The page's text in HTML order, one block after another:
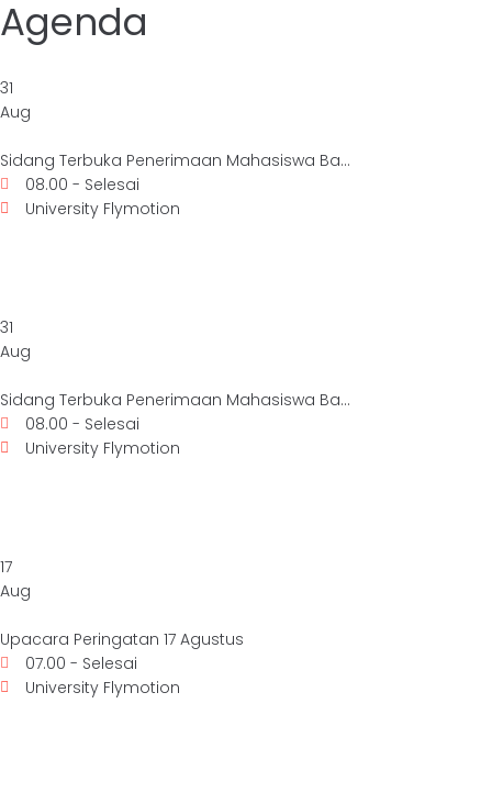
Agenda
31
Aug
Sidang Terbuka Penerimaan Mahasiswa Ba...
08.00 - Selesai
University Flymotion
31
Aug
Sidang Terbuka Penerimaan Mahasiswa Ba...
08.00 - Selesai
University Flymotion
17
Aug
Upacara Peringatan 17 Agustus
07.00 - Selesai
University Flymotion